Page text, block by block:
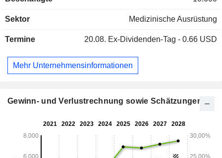
(drei), Australien, China, Singapur, Malaysia und Frankreich.
aus.
Sektor Medizinische Ausrüstung
Termine 20.08. Ex-Dividenden-Tag - 0.66 USD
Mehr Unternehmensinformationen
Gewinn- und Verlustrechnung sowie Schätzungen